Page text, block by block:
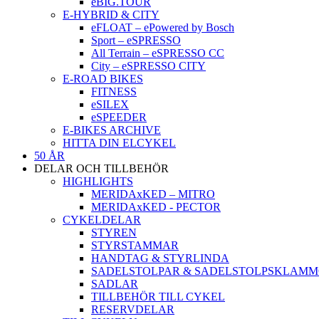
E-HYBRID & CITY
eFLOAT – ePowered by Bosch
Sport – eSPRESSO
All Terrain – eSPRESSO CC
City – eSPRESSO CITY
E-ROAD BIKES
FITNESS
eSILEX
eSPEEDER
E-BIKES ARCHIVE
HITTA DIN ELCYKEL
50 ÅR
DELAR OCH TILLBEHÖR
HIGHLIGHTS
MERIDAxKED – MITRO
MERIDAxKED - PECTOR
CYKELDELAR
STYREN
STYRSTAMMAR
HANDTAG & STYRLINDA
SADELSTOLPAR &
SADLAR
TILLBEHÖR TILL CYKEL
RESERVDELAR